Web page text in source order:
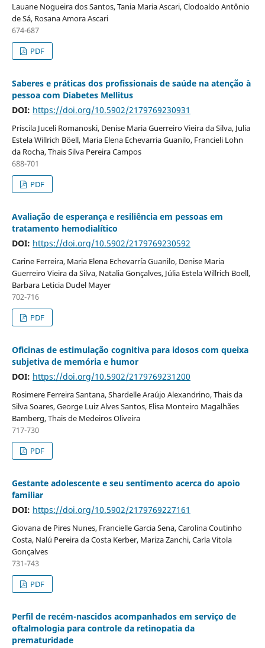
Lauane Nogueira dos Santos, Tania Maria Ascari, Clodoaldo Antônio
de Sá, Rosana Amora Ascari
674-687
PDF
Saberes e práticas dos profissionais de saúde na atenção à
pessoa com Diabetes Mellitus
DOI: https://doi.org/10.5902/2179769230931
Priscila Juceli Romanoski, Denise Maria Guerreiro Vieira da Silva, Julia
Estela Willrich Böell, Maria Elena Echevarria Guanilo, Francieli Lohn
da Rocha, Thais Silva Pereira Campos
688-701
PDF
Avaliação de esperança e resiliência em pessoas em
tratamento hemodialítico
DOI: https://doi.org/10.5902/2179769230592
Carine Ferreira, Maria Elena Echevarría Guanilo, Denise Maria
Guerreiro Vieira da Silva, Natalia Gonçalves, Júlia Estela Willrich Boell,
Barbara Leticia Dudel Mayer
702-716
PDF
Oficinas de estimulação cognitiva para idosos com queixa
subjetiva de memória e humor
DOI: https://doi.org/10.5902/2179769231200
Rosimere Ferreira Santana, Shardelle Araújo Alexandrino, Thais da
Silva Soares, George Luiz Alves Santos, Elisa Monteiro Magalhães
Bamberg, Thais de Medeiros Oliveira
717-730
PDF
Gestante adolescente e seu sentimento acerca do apoio
familiar
DOI: https://doi.org/10.5902/2179769227161
Giovana de Pires Nunes, Francielle Garcia Sena, Carolina Coutinho
Costa, Nalú Pereira da Costa Kerber, Mariza Zanchi, Carla Vitola
Gonçalves
731-743
PDF
Perfil de recém-nascidos acompanhados em serviço de
oftalmologia para controle da retinopatia da
prematuridade